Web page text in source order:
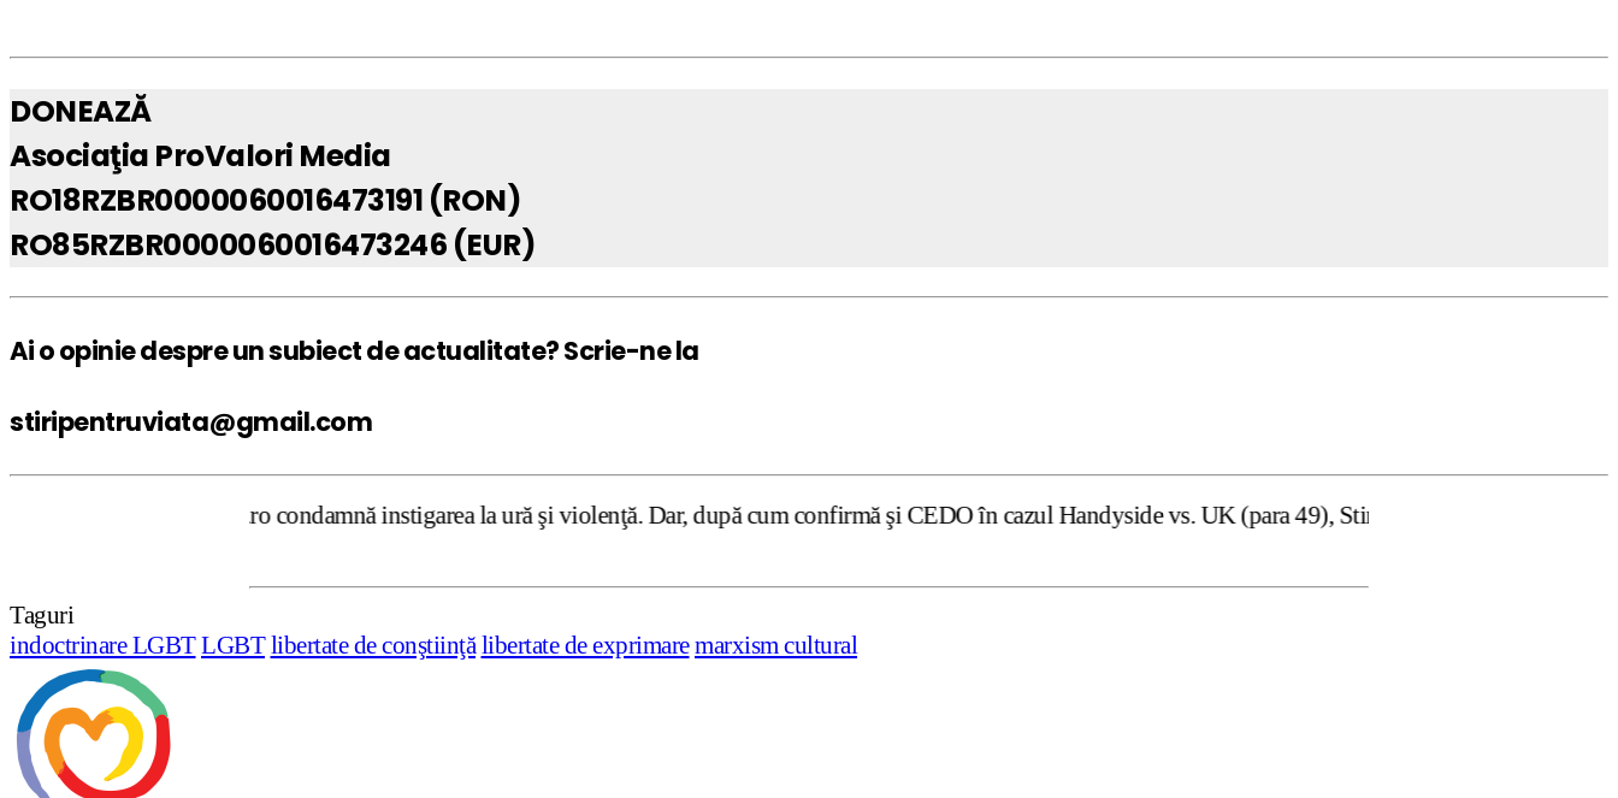
DONEAZĂ
Asociaţia ProValori Media
RO18RZBR0000060016473191 (RON)
RO85RZBR0000060016473246 (EUR)
Ai o opinie despre un subiect de actualitate? Scrie-ne la
stiripentruviata@gmail.com
condamnă instigarea la ură şi violenţă. Dar, după cum confirmă şi CEDO în cazul Handyside vs. UK (para 49), Stiripentruviata.ro consideră că
Taguri
indoctrinare LGBTLGBT libertate de conştiinţă libertate de exprimaremarxism cultural